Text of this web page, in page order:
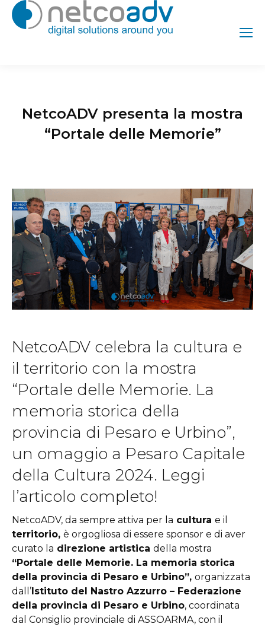
NetcoADV presenta la mostra
“Portale delle Memorie”
NetcoADV celebra la cultura e
il territorio con la mostra
“Portale delle Memorie. La
memoria storica della
provincia di Pesaro e Urbino”,
un omaggio a Pesaro Capitale
della Cultura 2024. Leggi
l’articolo completo!
NetcoADV, da sempre attiva per la cultura e il
territorio, è orgogliosa di essere sponsor e di aver
curato la direzione artistica della mostra
“Portale delle Memorie. La memoria storica
della provincia di Pesaro e Urbino”, organizzata
dall’Istituto del Nastro Azzurro – Federazione
della provincia di Pesaro e Urbino, coordinata
dal Consiglio provinciale di ASSOARMA, con il